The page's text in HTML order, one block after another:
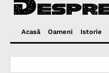
Acasă Oameni Istorie